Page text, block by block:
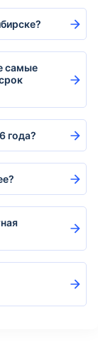
самые
года?